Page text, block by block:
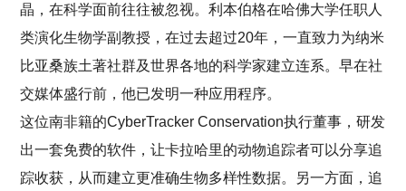
晶，在科学面前往往被忽视。利本伯格在哈佛大学任职人
类演化生物学副教授，在过去超过20年，一直致力为纳米
比亚桑族土著社群及世界各地的科学家建立连系。早在社
交媒体盛行前，他已发明一种应用程序。
这位南非籍的CyberTracker Conservation执行董事，研发
出一套免费的软件，让卡拉哈里的动物追踪者可以分享追
踪收获，从而建立更准确生物多样性数据。另一方面，追